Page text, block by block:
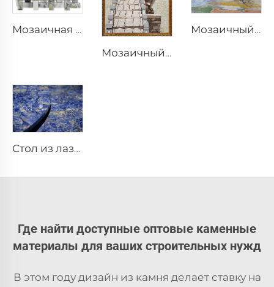
Мозаичная плитка
Мозаичный фреска
Мозаичный фреска
Стол из лазурита, стол из камня с каменным дизайном, обеденный стол из камня, каменная мебель
Где найти доступные оптовые каменные
материалы для ваших строительных нужд
В этом году дизайн из камня делает ставку на